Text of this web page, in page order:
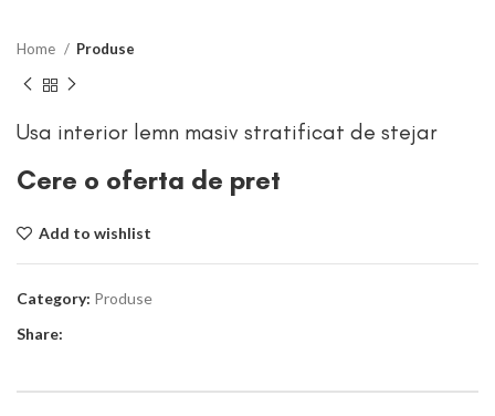
Home Produse
Usa interior lemn masiv stratificat de stejar
Cere o oferta de pret
Add to wishlist
Category: Produse
Share: